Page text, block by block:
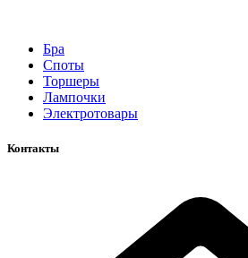
Бра
Споты
Торшеры
Лампочки
Электротовары
Контакты